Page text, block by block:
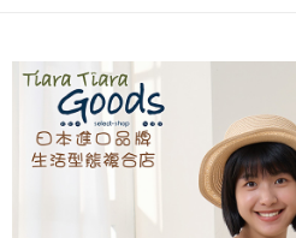
２．便利：只要手機號碼，簡訊認證，即
３．安心：先確認商品／服務後，再付款。
【「AFTEE先享後付」結帳流程】
１．於結帳方式選擇「AFTEE先享後付」
結帳頁面，進行簡訊認證並確認金額後，
２．訂單成立數日內，您將收到繳費通知
３．收到繳費通知簡訊後14天內，點擊
運送方式
全家取貨付款
每筆NT$60，滿NT$1,800(含以上)免
每筆NT$60，滿NT$1,800(含以上)免